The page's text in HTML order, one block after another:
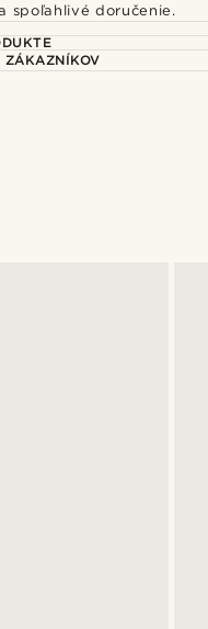
spoľahlivé doručenie.
ZÁKAZNÍKOV